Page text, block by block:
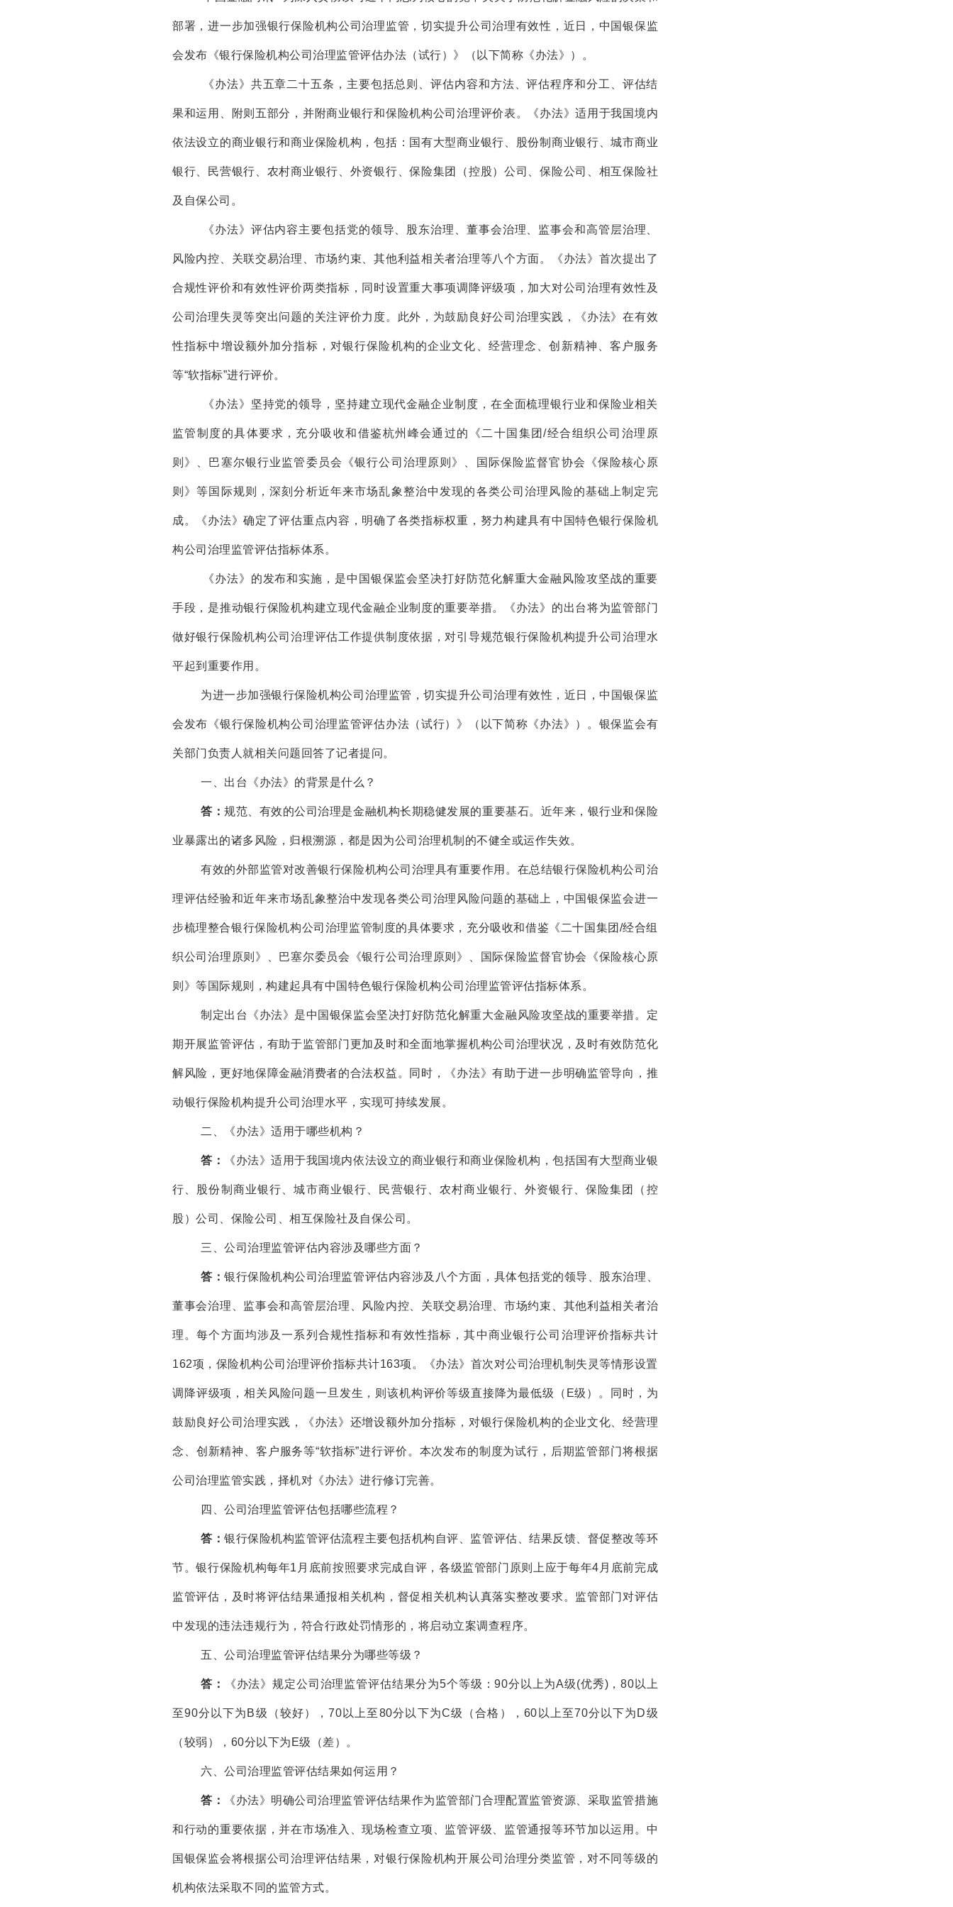
部署，进一步加强银行保险机构公司治理监管，切实提升公司治理有效性，近日，中国银保监
会发布《银行保险机构公司治理监管评估办法（试行）》（以下简称《办法》）。
《办法》共五章二十五条，主要包括总则、评估内容和方法、评估程序和分工、评估结
果和运用、附则五部分，并附商业银行和保险机构公司治理评价表。《办法》适用于我国境内
依法设立的商业银行和商业保险机构，包括：国有大型商业银行、股份制商业银行、城市商业
银行、民营银行、农村商业银行、外资银行、保险集团（控股）公司、保险公司、相互保险社
及自保公司。
《办法》评估内容主要包括党的领导、股东治理、董事会治理、监事会和高管层治理、
风险内控、关联交易治理、市场约束、其他利益相关者治理等八个方面。《办法》首次提出了
合规性评价和有效性评价两类指标，同时设置重大事项调降评级项，加大对公司治理有效性及
公司治理失灵等突出问题的关注评价力度。此外，为鼓励良好公司治理实践，《办法》在有效
性指标中增设额外加分指标，对银行保险机构的企业文化、经营理念、创新精神、客户服务
等“软指标”进行评价。
《办法》坚持党的领导，坚持建立现代金融企业制度，在全面梳理银行业和保险业相关
监管制度的具体要求，充分吸收和借鉴杭州峰会通过的《二十国集团/经合组织公司治理原
则》、巴塞尔银行业监管委员会《银行公司治理原则》、国际保险监督官协会《保险核心原
则》等国际规则，深刻分析近年来市场乱象整治中发现的各类公司治理风险的基础上制定完
成。《办法》确定了评估重点内容，明确了各类指标权重，努力构建具有中国特色银行保险机
构公司治理监管评估指标体系。
《办法》的发布和实施，是中国银保监会坚决打好防范化解重大金融风险攻坚战的重要
手段，是推动银行保险机构建立现代金融企业制度的重要举措。《办法》的出台将为监管部门
做好银行保险机构公司治理评估工作提供制度依据，对引导规范银行保险机构提升公司治理水
平起到重要作用。
为进一步加强银行保险机构公司治理监管，切实提升公司治理有效性，近日，中国银保监
会发布《银行保险机构公司治理监管评估办法（试行）》（以下简称《办法》）。银保监会有
关部门负责人就相关问题回答了记者提问。
一、出台《办法》的背景是什么？
答：规范、有效的公司治理是金融机构长期稳健发展的重要基石。近年来，银行业和保险
业暴露出的诸多风险，归根溯源，都是因为公司治理机制的不健全或运作失效。
有效的外部监管对改善银行保险机构公司治理具有重要作用。在总结银行保险机构公司治
理评估经验和近年来市场乱象整治中发现各类公司治理风险问题的基础上，中国银保监会进一
步梳理整合银行保险机构公司治理监管制度的具体要求，充分吸收和借鉴《二十国集团/经合组
织公司治理原则》、巴塞尔委员会《银行公司治理原则》、国际保险监督官协会《保险核心原
则》等国际规则，构建起具有中国特色银行保险机构公司治理监管评估指标体系。
制定出台《办法》是中国银保监会坚决打好防范化解重大金融风险攻坚战的重要举措。定
期开展监管评估，有助于监管部门更加及时和全面地掌握机构公司治理状况，及时有效防范化
解风险，更好地保障金融消费者的合法权益。同时，《办法》有助于进一步明确监管导向，推
动银行保险机构提升公司治理水平，实现可持续发展。
二、《办法》适用于哪些机构？
答： 《办法》适用于我国境内依法设立的商业银行和商业保险机构，包括国有大型商业银
行、股份制商业银行、城市商业银行、民营银行、农村商业银行、外资银行、保险集团（控
股）公司、保险公司、相互保险社及自保公司。
三、公司治理监管评估内容涉及哪些方面？
答：银行保险机构公司治理监管评估内容涉及八个方面，具体包括党的领导、股东治理、
董事会治理、监事会和高管层治理、风险内控、关联交易治理、市场约束、其他利益相关者治
理。每个方面均涉及一系列合规性指标和有效性指标，其中商业银行公司治理评价指标共计
162项，保险机构公司治理评价指标共计163项。《办法》首次对公司治理机制失灵等情形设置
调降评级项，相关风险问题一旦发生，则该机构评价等级直接降为最低级（E级）。同时，为
鼓励良好公司治理实践，《办法》还增设额外加分指标，对银行保险机构的企业文化、经营理
念、创新精神、客户服务等“软指标”进行评价。本次发布的制度为试行，后期监管部门将根据
公司治理监管实践，择机对《办法》进行修订完善。
四、公司治理监管评估包括哪些流程？
答：银行保险机构监管评估流程主要包括机构自评、监管评估、结果反馈、督促整改等环
节。银行保险机构每年1月底前按照要求完成自评，各级监管部门原则上应于每年4月底前完成
监管评估，及时将评估结果通报相关机构，督促相关机构认真落实整改要求。监管部门对评估
中发现的违法违规行为，符合行政处罚情形的，将启动立案调查程序。
五、公司治理监管评估结果分为哪些等级？
答： 《办法》规定公司治理监管评估结果分为5个等级：90分以上为A级(优秀)，80以上
至90分以下为B级（较好），70以上至80分以下为C级（合格），60以上至70分以下为D级
（较弱），60分以下为E级（差）。
六、公司治理监管评估结果如何运用？
答： 《办法》明确公司治理监管评估结果作为监管部门合理配置监管资源、采取监管措施
和行动的重要依据，并在市场准入、现场检查立项、监管评级、监管通报等环节加以运用。中
国银保监会将根据公司治理评估结果，对银行保险机构开展公司治理分类监管，对不同等级的
机构依法采取不同的监管方式。